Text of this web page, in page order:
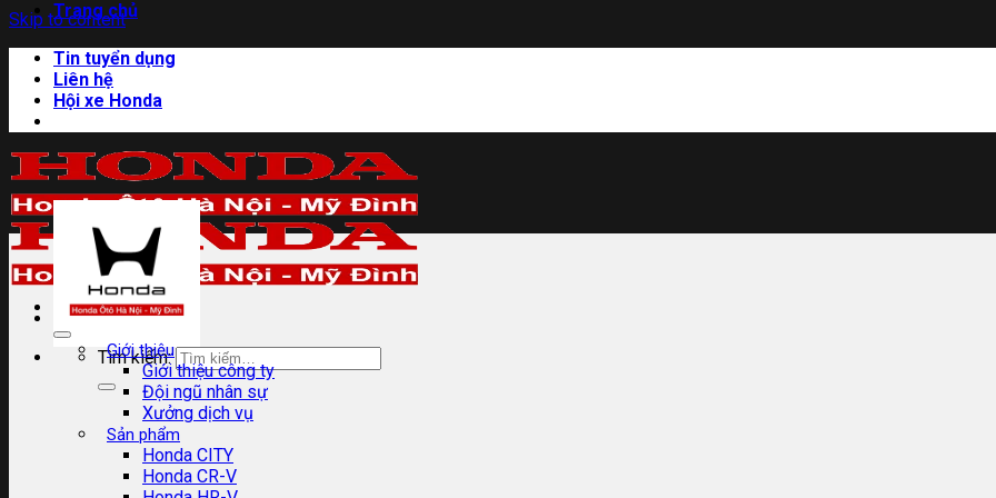
Skip to content
Trang chủ
Tin tuyển dụng
Liên hệ
Hội xe Honda
Tìm kiếm:
Giới thiệu
Giới thiệu công ty
Đội ngũ nhân sự
Xưởng dịch vụ
Sản phẩm
Honda CITY
Honda CR-V